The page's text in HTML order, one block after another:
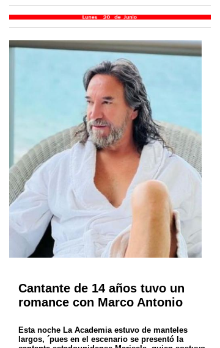
Cantante de 14 años tuvo un
romance con Marco Antonio
Esta noche La Academia estuvo de manteles
largos, ´pues en el escenario se presentó la